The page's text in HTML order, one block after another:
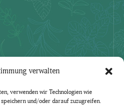
verwalten
verwenden wir Technologien wie
und/oder darauf zuzugreifen.